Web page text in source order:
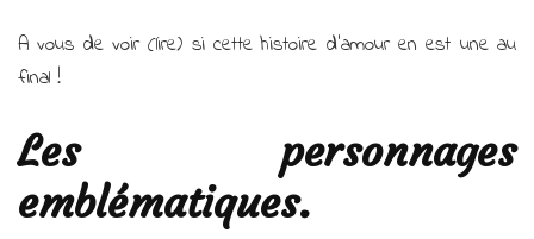
A vous de voir (lire) si cette histoire d’amour en est une au
final !
Les personnages
emblématiques.